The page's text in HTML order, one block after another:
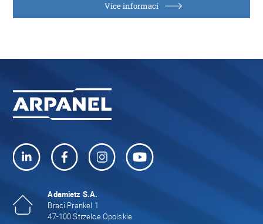
Více informací
Adamietz S.A.
Braci Prankel 1
47-100 Strzelce Opolskie